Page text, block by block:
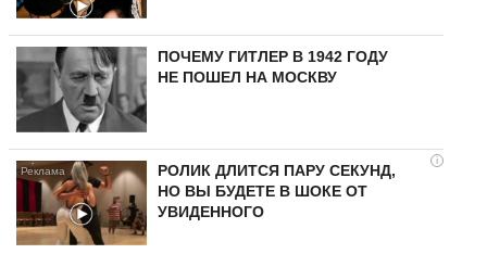
ПОЧЕМУ ГИТЛЕР В 1942 ГОДУ
НЕ ПОШЕЛ НА МОСКВУ
i
РОЛИК ДЛИТСЯ ПАРУ СЕКУНД,
НО ВЫ БУДЕТЕ В ШОКЕ ОТ
УВИДЕННОГО